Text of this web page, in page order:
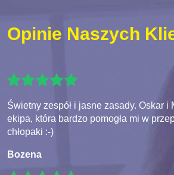
Opinie Naszych
Świetny zespół i jasne zasady. Oskar i
ekipa, która bardzo pomogła mi w
chłopaki :-)
Bozena